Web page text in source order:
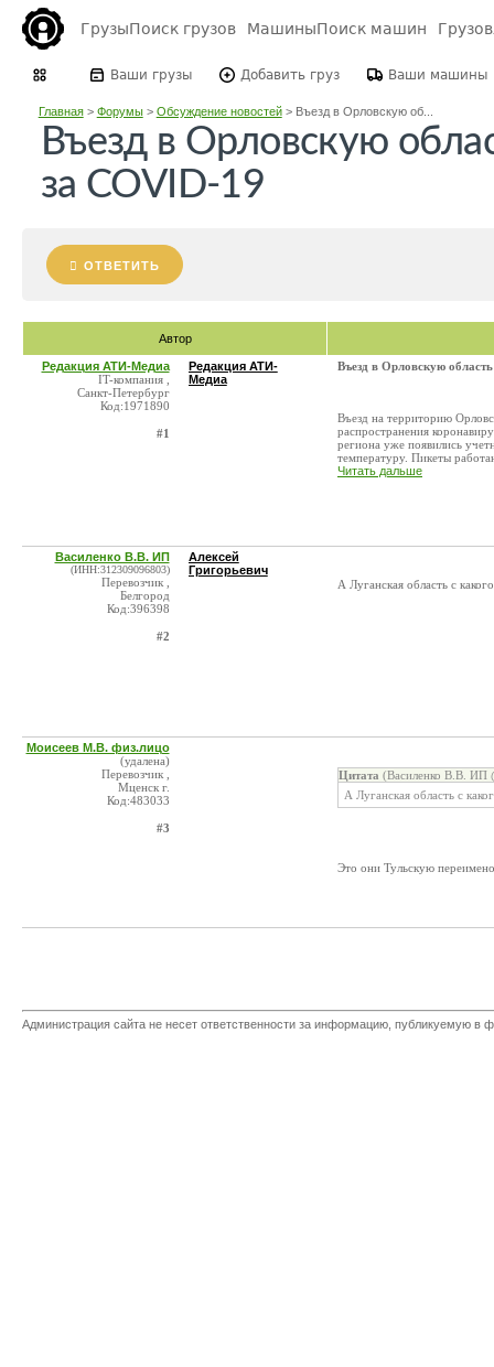
ГрузыПоиск грузов МашиныПоиск машин
Ваши грузы Добавить груз Ваши машины
Главная> Форумы> Обсуждение новостей> Въезд в Орловскую об...
Въезд в Орловскую
за COVID-19
ОТВЕТИТЬ
Автор
Редакция АТИ-Медиа
IT-компания ,
Санкт-Петербург
Код:1971890
#1
Редакция АТИ-
Медиа
Въезд в Орловскую
Въезд на территорию
распространения
региона уже появились
температуру. Пикеты
Читать дальше
Василенко В.В. ИП
(ИНН:312309096803)
Перевозчик ,
Белгород
Код:396398
#2
Алексей
Григорьевич
А Луганская область с
Моисеев М.В. физ.лицо
(удалена)
Перевозчик ,
Мценск г.
Код:483033
#3
Цитата (Василенко В.В. ИП
А Луганская область с
Это они Тульскую
Администрация сайта не несет ответственности за информацию, публикуемую